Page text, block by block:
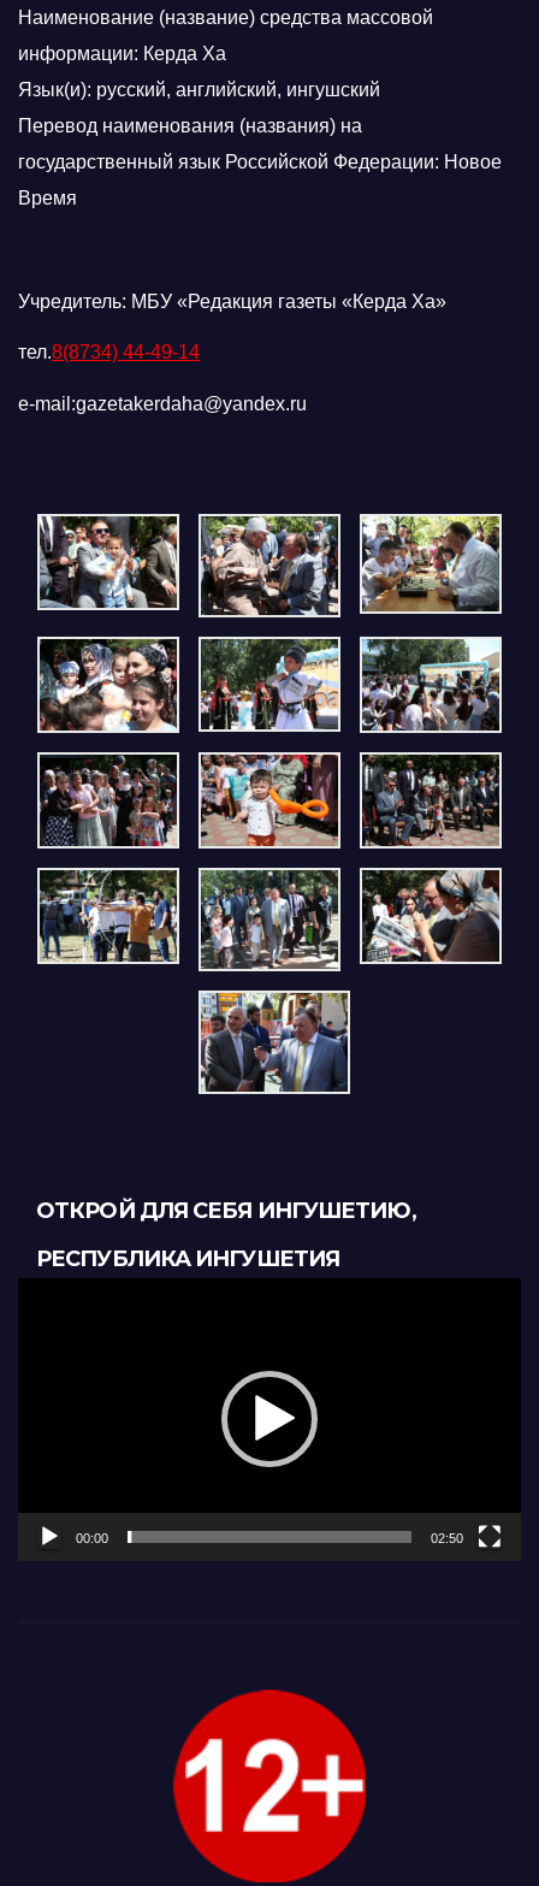
Наименование (название) средства массовой
информации: Керда Ха
Язык(и): русский, английский, ингушский
Перевод наименования (названия) на
государственный язык Российской Федерации: Новое
Время
Учредитель: МБУ «Редакция газеты «Керда Ха»
тел.8(8734) 44-49-14
e-mail:gazetakerdaha@yandex.ru
ОТКРОЙ ДЛЯ СЕБЯ ИНГУШЕТИЮ,
РЕСПУБЛИКА ИНГУШЕТИЯ
00:00 02:50